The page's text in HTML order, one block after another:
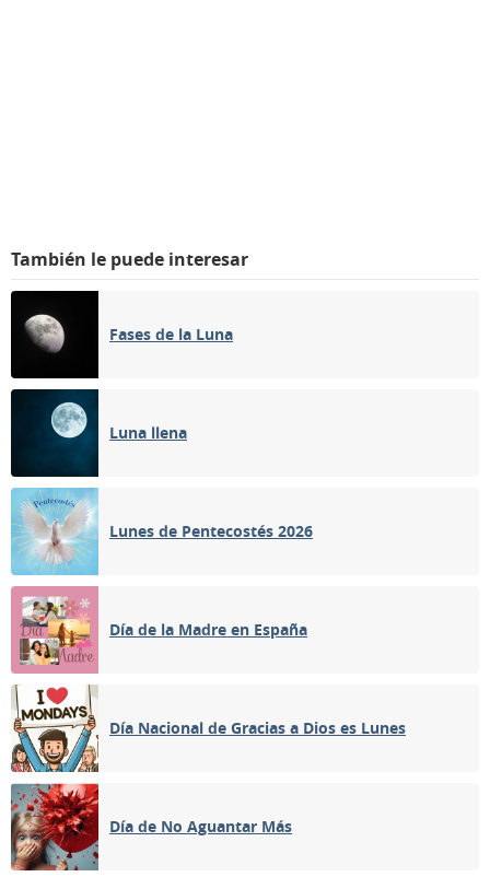
También le puede interesar
Fases de la Luna
Luna llena
Lunes de Pentecostés 2026
Día de la Madre en España
Día Nacional de Gracias a Dios es Lunes
Día de No Aguantar Más